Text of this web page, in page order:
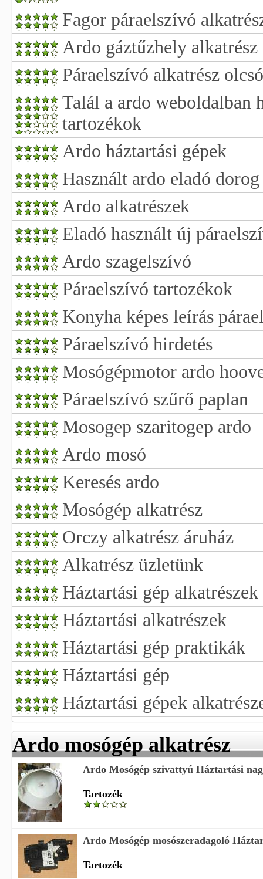
Fagor páraelszívó
Ardo gáztűzhely alkatrész
Páraelszívó alkatrész
Talál a ardo weboldalban
tartozékok
Ardo háztartási gépek
Használt ardo eladó dorog
Ardo alkatrészek
Eladó használt új
Ardo szagelszívó
Páraelszívó tartozékok
Konyha képes leírás
Páraelszívó hirdetés
Mosógépmotor ardo
Páraelszívó szűrő paplan
Mosogep szaritogep ardo
Ardo mosó
Keresés ardo
Mosógép alkatrész
Orczy alkatrész áruház
Alkatrész üzletünk
Háztartási gép alkatrészek
Háztartási alkatrészek
Háztartási gép praktikák
Háztartási gép
Háztartási gépek
Ardo mosógép alkatrész
Ardo Mosógép szivattyú Háztartási
Tartozék
Ardo Mosógép mosószeradagoló
Tartozék